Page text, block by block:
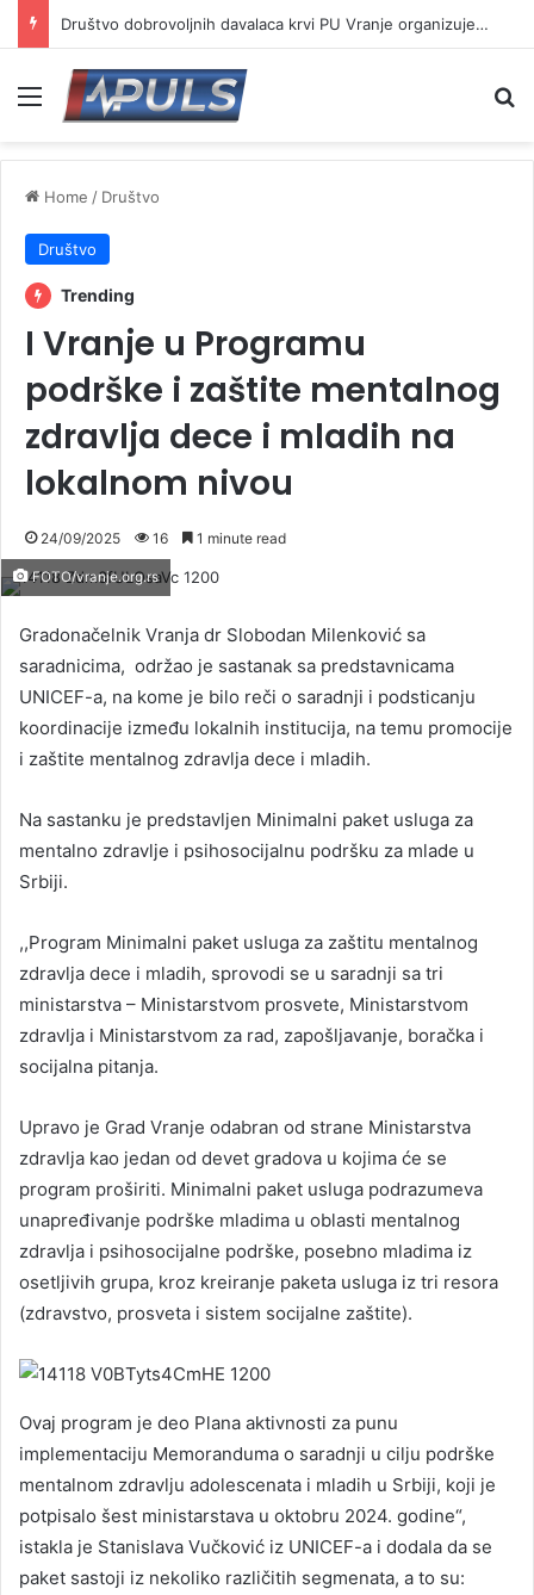
Društvo dobrovoljnih davalaca krvi PU Vranje organizuje akciju na Besnoj kobili
Menu
Home / Društvo
Društvo
Trending
I Vranje u Programu
podrške i zaštite mentalnog
zdravlja dece i mladih na
lokalnom nivou
24/09/2025 16 1 minute read
FOTO/vranje.org.rs
Gradonačelnik Vranja dr Slobodan Milenković sa
saradnicima, održao je sastanak sa predstavnicama
UNICEF-a, na kome je bilo reči o saradnji i podsticanju
koordinacije između lokalnih institucija, na temu promocije
i zaštite mentalnog zdravlja dece i mladih.
Na sastanku je predstavljen Minimalni paket usluga za
mentalno zdravlje i psihosocijalnu podršku za mlade u
Srbiji.
,,Program Minimalni paket usluga za zaštitu mentalnog
zdravlja dece i mladih, sprovodi se u saradnji sa tri
ministarstva – Ministarstvom prosvete, Ministarstvom
zdravlja i Ministarstvom za rad, zapošljavanje, boračka i
socijalna pitanja.
Upravo je Grad Vranje odabran od strane Ministarstva
zdravlja kao jedan od devet gradova u kojima će se
program proširiti. Minimalni paket usluga podrazumeva
unapređivanje podrške mladima u oblasti mentalnog
zdravlja i psihosocijalne podrške, posebno mladima iz
osetljivih grupa, kroz kreiranje paketa usluga iz tri resora
(zdravstvo, prosveta i sistem socijalne zaštite).
Ovaj program je deo Plana aktivnosti za punu
implementaciju Memoranduma o saradnji u cilju podrške
mentalnom zdravlju adolescenata i mladih u Srbiji, koji je
potpisalo šest ministarstava u oktobru 2024. godine“,
istakla je Stanislava Vučković iz UNICEF-a i dodala da se
paket sastoji iz nekoliko različitih segmenata, a to su: